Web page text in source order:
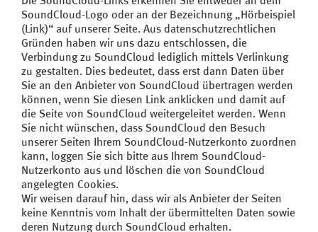
SoundCloud-Logo oder an der Bezeichnung „Hörbeispiel
(Link)“ auf unserer Seite. Aus datenschutzrechtlichen
Gründen haben wir uns dazu entschlossen, die
Verbindung zu SoundCloud lediglich mittels Verlinkung
zu gestalten. Dies bedeutet, dass erst dann Daten über
Sie an den Anbieter von SoundCloud übertragen werden
können, wenn Sie diesen Link anklicken und damit auf
die Seite von SoundCloud weitergeleitet werden. Wenn
Sie nicht wünschen, dass SoundCloud den Besuch
unserer Seiten Ihrem SoundCloud-Nutzerkonto zuordnen
kann, loggen Sie sich bitte aus Ihrem SoundCloud-
Nutzerkonto aus und löschen die von SoundCloud
angelegten Cookies.
Wir weisen darauf hin, dass wir als Anbieter der Seiten
keine Kenntnis vom Inhalt der übermittelten Daten sowie
deren Nutzung durch SoundCloud erhalten.